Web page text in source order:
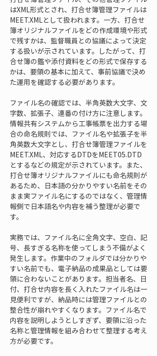
はXML形式とされ、打合せ簿管理ファイルは
MEET.XMLとして扱われます。一方、打合せ
簿オリジナルファイルをどの作成環境や形式
で残すかは、監督職員との協議によって決定
する扱いが示されています。したがって、打
合せ簿の鑑や添付資料をどの形式で保存する
かは、要領の基本に加えて、事前協議で決め
た運用を確認する必要があります。
ファイル名の確認では、半角英数大文字、文
字数、拡張子、連番の付け方に注意します。
情報共有システムから工事帳票を出力する場
合の命名規則では、ファイル名や拡張子を半
角英数大文字とし、打合せ簿管理ファイルを
MEET.XML、対応するDTDをMEET05.DTD
とするなどの規定が示されています。また、
打合せ簿オリジナルファイルにも命名規則が
あるため、日本語の分かりやすい名前をその
まま実ファイル名にするのではなく、管理情
報側で日本語名や内容を補う整理が必要で
す。
実務では、ファイル名に全角文字、空白、記
号、長すぎる名称を使ってしまう不備がよく
発生します。作業中のフォルダでは分かりや
すい名前でも、電子納品の成果品としては要
領に合わないことがあります。担当者名、日
付、打合せ内容を長く入れたファイル名は一
見便利ですが、納品時には管理ファイルとの
整合性が崩れやすくなります。ファイル名で
内容を説明しようとしすぎず、要領に沿った
名称と管理情報を組み合わせて整理する考え
方が必要です。